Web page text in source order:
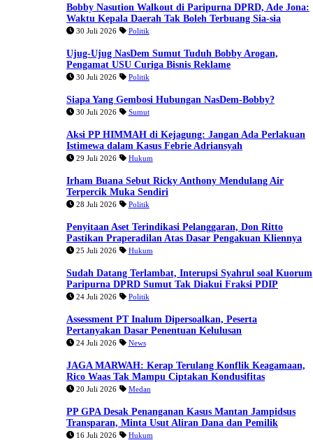
Bobby Nasution Walkout di Paripurna DPRD, Ade Jona:
Waktu Kepala Daerah Tak Boleh Terbuang Sia-sia
30 Juli 2026 Politik
Ujug-Ujug NasDem Sumut Tuduh Bobby Arogan,
Pengamat USU Curiga Bisnis Reklame
30 Juli 2026 Politik
Siapa Yang Gembosi Hubungan NasDem-Bobby?
30 Juli 2026 Sumut
Aksi PP HIMMAH di Kejagung: Jangan Ada Perlakuan
Istimewa dalam Kasus Febrie Adriansyah
29 Juli 2026 Hukum
Irham Buana Sebut Ricky Anthony Mendulang Air
Terpercik Muka Sendiri
28 Juli 2026 Politik
Penyitaan Aset Terindikasi Pelanggaran, Don Ritto
Pastikan Praperadilan Atas Dasar Pengakuan Kliennya
25 Juli 2026 Hukum
Sudah Datang Terlambat, Interupsi Syahrul soal Kuorum
Paripurna DPRD Sumut Tak Diakui Fraksi PDIP
24 Juli 2026 Politik
Assessment PT Inalum Dipersoalkan, Peserta
Pertanyakan Dasar Penentuan Kelulusan
24 Juli 2026 News
JAGA MARWAH: Kerap Terulang Konflik Keagamaan,
Rico Waas Tak Mampu Ciptakan Kondusifitas
20 Juli 2026 Medan
PP GPA Desak Penanganan Kasus Mantan Jampidsus
Transparan, Minta Usut Aliran Dana dan Pemilik
16 Juli 2026 Hukum